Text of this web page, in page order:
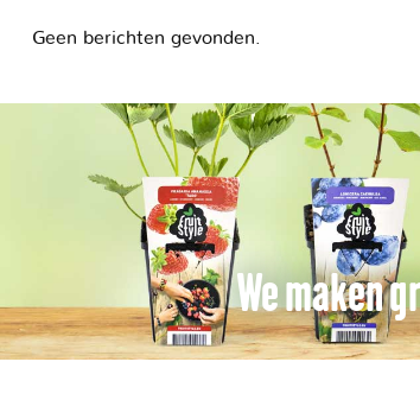
Geen berichten gevonden.
We maken